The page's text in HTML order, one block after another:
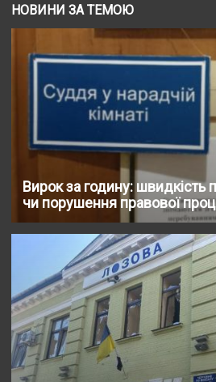
НОВИНИ ЗА ТЕМОЮ
Вирок за годину: швидкість
чи порушення правової